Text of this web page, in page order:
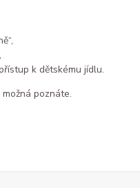
k dětskému jídlu.
poznáte.